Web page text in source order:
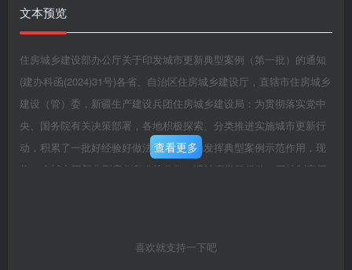
文本预览
住房城乡建设部办公厅关于印发城市更新典型案例（第一批）的通知
(建办科函(2024)31号)各省、自治区住房城乡建设厅，直辖市住房城乡
建设（管）委，新疆生产建设兵团住房城乡建设局：为贯彻落实党中
央、国务院有关决策部署，各地积极探索、分类推进实施城市更新行
动，积累了一批好经验好做法好案例。为发挥典型案例示范作用，现
将28个城市更新典型案例印发给你们，请认真学习借鉴，因地制宜探
建设部办公厅2024年1月24日(此件主动公开)附件1城市更新典型案例
查看更多
喜欢就支持一下吧